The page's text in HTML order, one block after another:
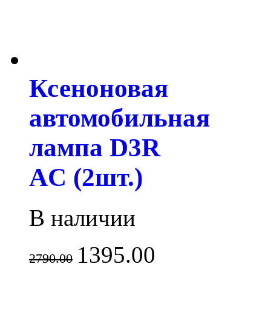
Ксеноновая
автомобильная
лампа D3R
AC (2шт.)
В наличии
2790.00 1395.00